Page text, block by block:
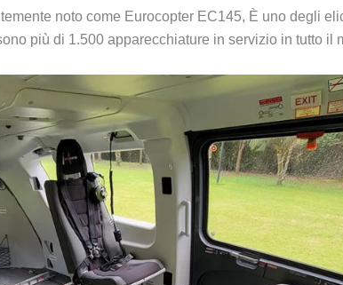
noto come Eurocopter EC145, È uno degli
più di 1.500 apparecchiature in servizio in tutto il